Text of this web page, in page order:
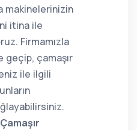
makinelerinizin
itina ile
Firmamızla
geçip, çamaşır
ile ilgili